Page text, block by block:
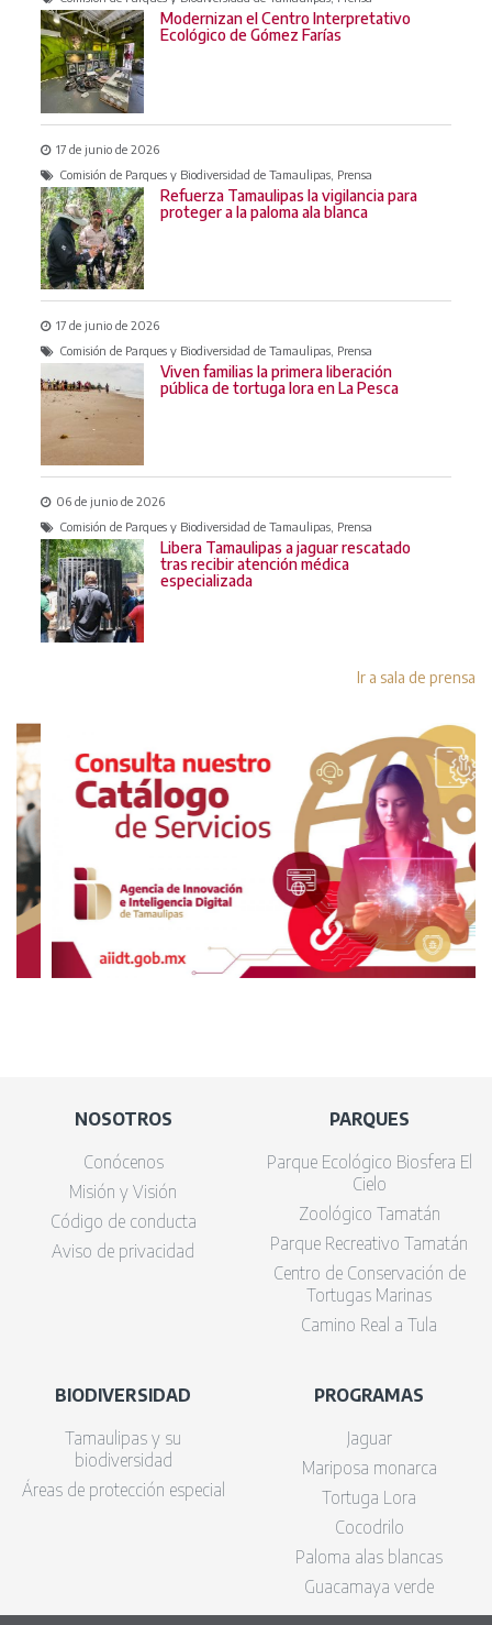
Modernizan el Centro Interpretativo
Ecológico de Gómez Farías
17 de junio de 2026
Comisión de Parques y Biodiversidad de Tamaulipas, Prensa
Refuerza Tamaulipas la vigilancia para
proteger a la paloma ala blanca
17 de junio de 2026
Comisión de Parques y Biodiversidad de Tamaulipas, Prensa
Viven familias la primera liberación
pública de tortuga lora en La Pesca
06 de junio de 2026
Comisión de Parques y Biodiversidad de Tamaulipas, Prensa
Libera Tamaulipas a jaguar rescatado
tras recibir atención médica
especializada
Ir a sala de prensa
NOSOTROS
Conócenos
Misión y Visión
Código de conducta
Aviso de privacidad
PARQUES
Parque Ecológico Biosfera El
Cielo
Zoológico Tamatán
Parque Recreativo Tamatán
Centro de Conservación de
Tortugas Marinas
Camino Real a Tula
BIODIVERSIDAD
Tamaulipas y su
biodiversidad
Áreas de protección especial
PROGRAMAS
Jaguar
Mariposa monarca
Tortuga Lora
Cocodrilo
Paloma alas blancas
Guacamaya verde